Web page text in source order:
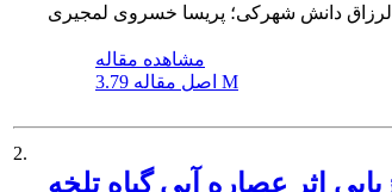
دانش شهرکی؛ پریسا خسروی لمجیری
مشاهده مقاله
اصل مقاله 3.79 M
2.